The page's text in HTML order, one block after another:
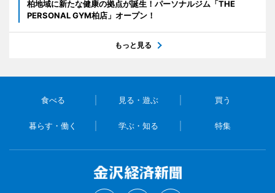
柏地域に新たな健康の拠点が誕生！パーソナルジム「THE
PERSONAL GYM柏店」オープン！
もっと見る
食べる 見る・遊ぶ 買う
暮らす・働く 学ぶ・知る 特集